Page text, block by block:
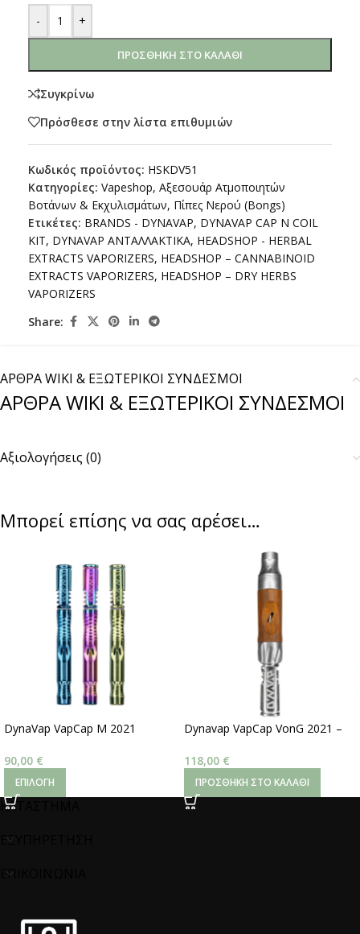
- +
ΠΡΟΣΘΉΚΗ ΣΤΟ ΚΑΛΆΘΙ
Συγκρίνω
Πρόσθεσε στην λίστα επιθυμιών
Κωδικός προϊόντος: HSKDV51
Κατηγορίες: Vapeshop, Αξεσουάρ Ατμοποιητών
Βοτάνων & Εκχυλισμάτων, Πίπες Νερού (Bongs)
Ετικέτες: BRANDS - DYNAVAP, DYNAVAP CAP N COIL
KIT, DYNAVAP ΑΝΤΑΛΛΑΚΤΙΚΑ, HEADSHOP - HERBAL
EXTRACTS VAPORIZERS, HEADSHOP – CANNABINOID
EXTRACTS VAPORIZERS, HEADSHOP – DRY HERBS
VAPORIZERS
Share:
ΑΡΘΡΑ WIKI & ΕΞΩΤΕΡΙΚΟΙ ΣΥΝΔΕΣΜΟΙ
ΑΡΘΡΑ WIKI & ΕΞΩΤΕΡΙΚΟΙ ΣΥΝΔΕΣΜΟΙ
Αξιολογήσεις (0)
Μπορεί επίσης να σας αρέσει…
DynaVap VapCap M 2021
90,00 €
ΕΠΙΛΟΓΉ
Dynavap VapCap VonG 2021 –
118,00 €
ΠΡΟΣΘΉΚΗ ΣΤΟ ΚΑΛΆΘΙ
ΚΑΤΑΣΤΗΜΑ
ΕΞΥΠΗΡΕΤΗΣΗ
ΕΠΙΚΟΙΝΩΝΙΑ